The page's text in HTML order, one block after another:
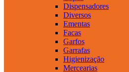
Dispensadores
Diversos
Ementas
Facas
Garfos
Garrafas
Higienização
Mercearias